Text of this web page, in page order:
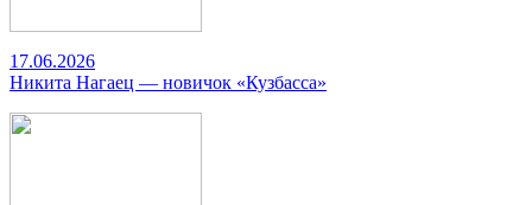
17.06.2026
Никита Нагаец — новичок «Кузбасса»